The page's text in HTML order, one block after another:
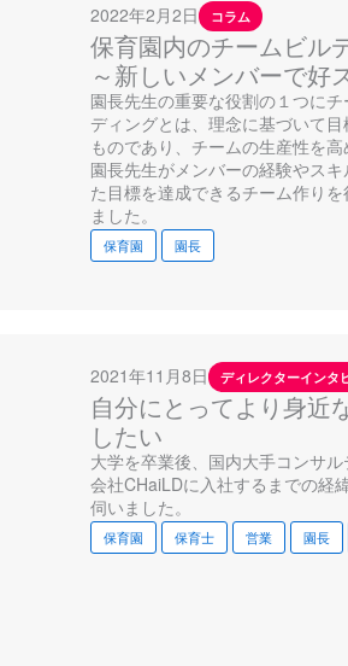
2022年2月2日 コラム
保育園内のチームビル
～新しいメンバーで好
園長先生の重要な役割の１つに
ディングとは、理念に基づいて
ものであり、チームの生産性を
園長先生がメンバーの経験やス
た目標を達成できるチーム作り
ました。
保育園 園長
2021年11月8日 ディレクターインタ
自分にとってより身近
したい
大学を卒業後、国内大手コンサ
会社CHaiLDに入社するまでの経
伺いました。
保育園 保育士 営業 園長